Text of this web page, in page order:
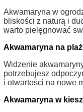
Akwamaryna w
bliskości z naturą i
warto pielęgnować
Akwamaryna na
Widzenie
potrzebujesz
i otwartości na nowe
Akwamaryna w